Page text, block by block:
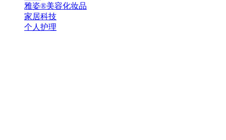
雅姿®美容化妆品
家居科技
个人护理